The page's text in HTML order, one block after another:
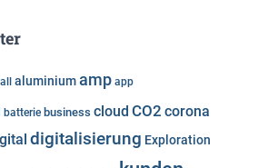
aluminiumamp app
batterie business cloud CO2 corona
digitalisierung Exploration